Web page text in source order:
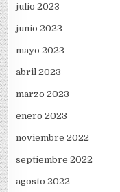
julio 2023
junio 2023
mayo 2023
abril 2023
marzo 2023
enero 2023
noviembre 2022
septiembre 2022
agosto 2022